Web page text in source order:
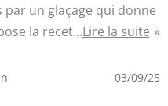
par un glaçage qui donne
la recette parfaite
sablés aux pépites
Lire la suite
03/09/25